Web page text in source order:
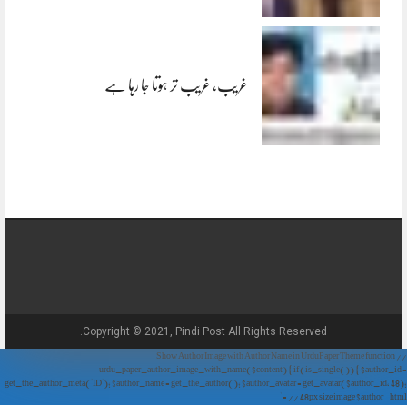
غریب، غریب تر ہوتا جا رہا ہے
Copyright © 2021, Pindi Post All Rights Reserved.
// Show Author Image with Author Name in UrduPaper Theme function
urdu_paper_author_image_with_name($content) { if (is_single()) { $author_id =
get_the_author_meta('ID'); $author_name = get_the_author(); $author_avatar = get_avatar($author_id, 48);
// 48px size image $author_html = '